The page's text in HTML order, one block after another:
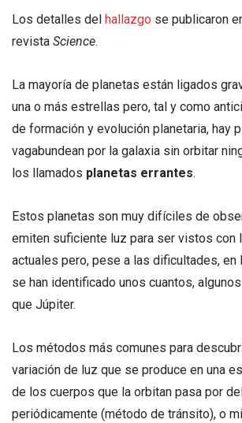
Los detalles del hallazgo se publicaron
revista Science.
La mayoría de planetas están ligados
una o más estrellas pero, tal y como
de formación y evolución planetaria, hay
vagabundean por la galaxia sin orbitar
los llamados planetas errantes.
Estos planetas son muy difíciles de
emiten suficiente luz para ser vistos
actuales pero, pese a las dificultades, en
se han identificado unos cuantos,
que Júpiter.
Los métodos más comunes para
variación de luz que se produce en una
de los cuerpos que la orbitan pasa por
periódicamente (método de tránsito), o